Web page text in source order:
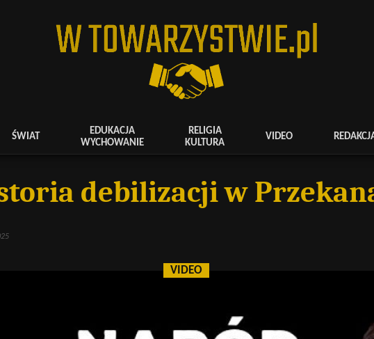
ŚWIAT
EDUKACJA
WYCHOWANIE
RELIGIA
KULTURA
VIDEO
debilizacji w
VIDEO